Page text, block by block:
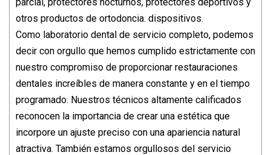
otros productos de ortodoncia. dispositivos.
Como laboratorio dental de servicio completo, podemos
decir con orgullo que hemos cumplido estrictamente con
nuestro compromiso de proporcionar restauraciones
dentales increíbles de manera constante y en el tiempo
programado. Nuestros técnicos altamente calificados
reconocen la importancia de crear una estética que
incorpore un ajuste preciso con una apariencia natural
atractiva. También estamos orgullosos del servicio